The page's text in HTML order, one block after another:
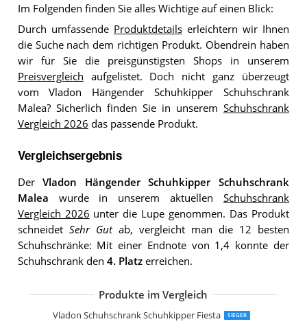
Im Folgenden finden Sie alles Wichtige auf einen Blick:
Durch umfassende Produktdetailserleichtern wir Ihnen
die Suche nach dem richtigen Produkt. Obendrein haben
wir für Sie die preisgünstigsten Shops in unserem
Preisvergleich aufgelistet. Doch nicht ganz überzeugt
vom Vladon Hängender Schuhkipper Schuhschrank
Malea? Sicherlich finden Sie in unserem Schuhschrank
Vergleich 2026 das passende Produkt.
Vergleichsergebnis
DerVladon Hängender Schuhkipper Schuhschrank
Malea wurde in unserem aktuellen Schuhschrank
Vergleich 2026 unter die Lupe genommen. Das Produkt
schneidet Sehr Gutab, vergleicht man die 12 besten
Schuhschränke: Mit einer Endnote von 1,4 konnte der
Schuhschrank den 4. Platzerreichen.
Produkte im Vergleich
Vladon Schuhschrank Schuhkipper Fiesta SIEGER
Vladon Schuhschrank Schuhkipper
Vladon Schuhschrank Schuhkipper
Jan Kurtz Schuhschrank Stahlblech